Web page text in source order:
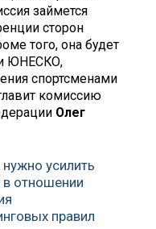
займется
сторон
того, она будет
ЮНЕСКО,
спортсменами
комиссию
Олег
усилить
отношении
правил